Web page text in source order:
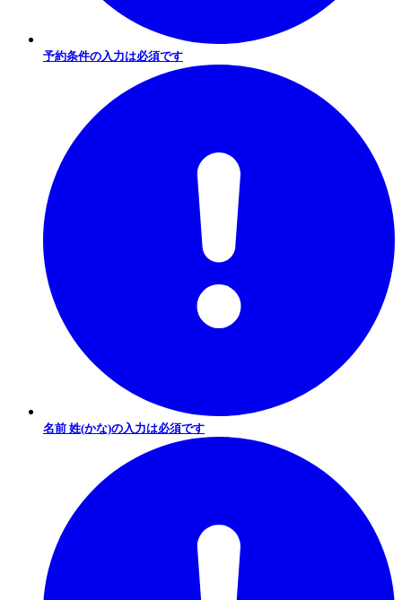
予約条件の入力は必須です
名前 姓(かな)の入力は必須です